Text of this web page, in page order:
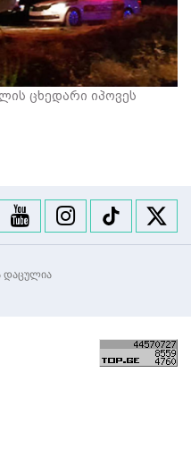
ცხედარი იპოვეს
დაცულია